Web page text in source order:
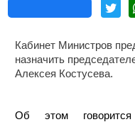
Кабинет Министров
назначить
Алексея Костусева.
Об этом